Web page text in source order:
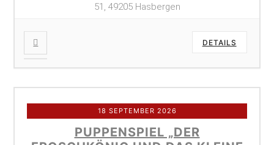
51, 49205 Hasbergen
DETAILS
18 SEPTEMBER 2026
PUPPENSPIEL „DER